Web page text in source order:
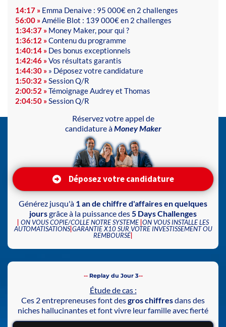
14:17 » Emma Denaive : 95 000€ en 2 challenges
56:00 »Amélie Blot : 139 000€ en 2 challenges
1:34:37 » Money Maker, pour qui ?
1:36:12 »Contenu du programme
1:40:14 » Des bonus exceptionnels
1:42:46 »Vos résultats garantis
1:44:30 » » Déposez votre candidature
1:50:32 »Session Q/R
2:00:52 »Témoignage Audrey et Thomas
2:04:50 »Session Q/R
Réservez votre appel de
candidature àMoney Maker
Déposez votre candidature
Générez jusqu'à 1 an de chiffre d'affaires en quelques
joursgrâce à la puissance des5 Days Challenges
ON VOUS COPIE/COLLE NOTRE SYSTEME ON VOUS INSTALLE LES
AUTOMATISATIONS| GARANTIE X10 SUR VOTRE INVESTISSEMENT OU
REMBOURSÉ
-- Replay du Jour 3--
Étude de cas :
Ces 2 entrepreneuses font desgros chiffresdans des
niches hallucinantes et font vivre leur famille avec fierté